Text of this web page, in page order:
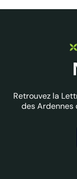
Retrouvez la
des Ardennes